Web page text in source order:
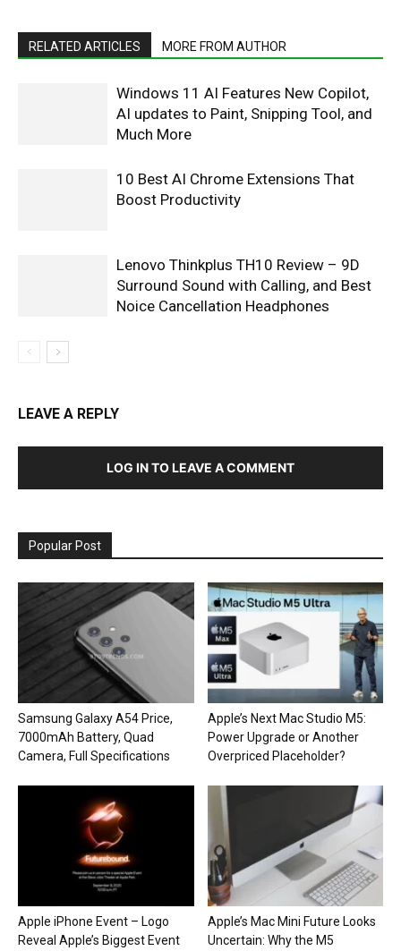
RELATED ARTICLES MORE FROM AUTHOR
Windows 11 AI Features New Copilot,
AI updates to Paint, Snipping Tool, and
Much More
10 Best AI Chrome Extensions That
Boost Productivity
Lenovo Thinkplus TH10 Review – 9D
Surround Sound with Calling, and Best
Noice Cancellation Headphones
LEAVE A REPLY
LOG IN TO LEAVE A COMMENT
Popular Post
Samsung Galaxy A54 Price,
7000mAh Battery, Quad
Camera, Full Specifications
Apple’s Next Mac Studio M5:
Power Upgrade or Another
Overpriced Placeholder?
Apple iPhone Event – Logo
Reveal Apple’s Biggest Event
Apple’s Mac Mini Future Looks
Uncertain: Why the M5